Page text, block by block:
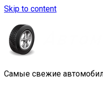
Skip to content
Самые свежие